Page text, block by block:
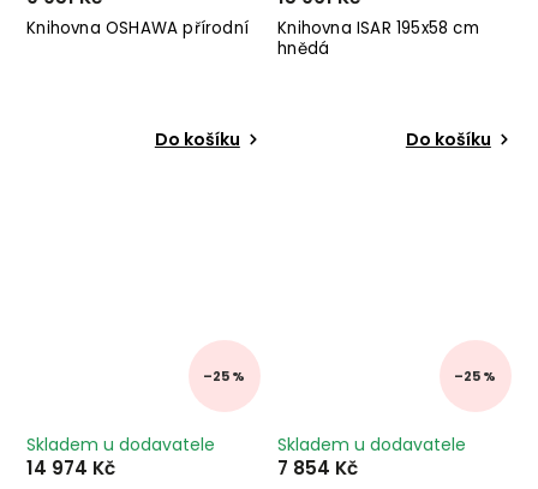
Knihovna OSHAWA přírodní
Do košíku
Knihovna ISAR 195x58 cm
hnědá
Do košíku
–25 %
Skladem u dodavatele
14 974 Kč
–25 %
Skladem u dodavatele
7 854 Kč